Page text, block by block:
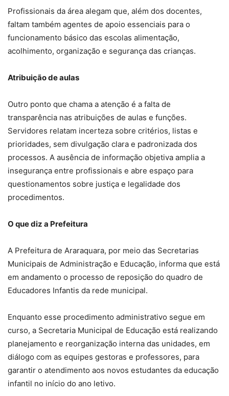
Profissionais da área alegam que, além dos docentes,
faltam também agentes de apoio essenciais para o
funcionamento básico das escolas alimentação,
acolhimento, organização e segurança das crianças.
Atribuição de aulas
Outro ponto que chama a atenção é a falta de
transparência nas atribuições de aulas e funções.
Servidores relatam incerteza sobre critérios, listas e
prioridades, sem divulgação clara e padronizada dos
processos. A ausência de informação objetiva amplia a
insegurança entre profissionais e abre espaço para
questionamentos sobre justiça e legalidade dos
procedimentos.
O que diz a Prefeitura
A Prefeitura de Araraquara, por meio das Secretarias
Municipais de Administração e Educação, informa que está
em andamento o processo de reposição do quadro de
Educadores Infantis da rede municipal.
Enquanto esse procedimento administrativo segue em
curso, a Secretaria Municipal de Educação está realizando
planejamento e reorganização interna das unidades, em
diálogo com as equipes gestoras e professores, para
garantir o atendimento aos novos estudantes da educação
infantil no início do ano letivo.